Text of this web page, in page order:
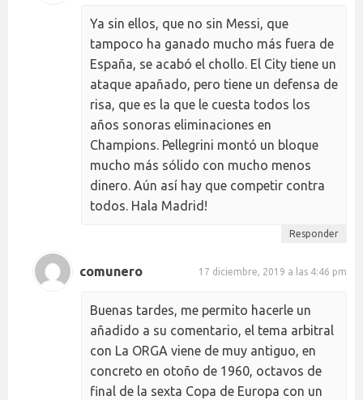
Ya sin ellos, que no sin Messi, que
tampoco ha ganado mucho más fuera de
España, se acabó el chollo. El City tiene un
ataque apañado, pero tiene un defensa de
risa, que es la que le cuesta todos los
años sonoras eliminaciones en
Champions. Pellegrini montó un bloque
mucho más sólido con mucho menos
dinero. Aún así hay que competir contra
todos. Hala Madrid!
Responder
comunero 17 diciembre, 2019 a las 4:46 pm
Buenas tardes, me permito hacerle un
añadido a su comentario, el tema arbitral
con La ORGA viene de muy antiguo, en
concreto en otoño de 1960, octavos de
final de la sexta Copa de Europa con un